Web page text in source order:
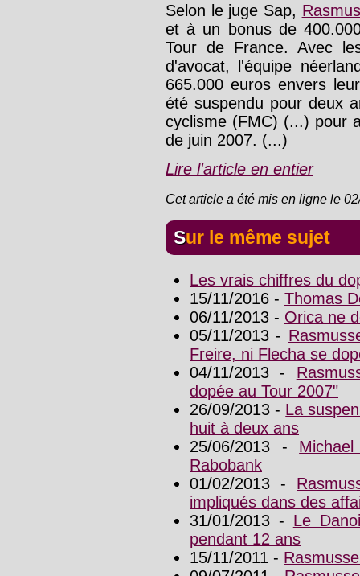
Selon le juge Sap,
et à un bonus de
Tour de France. Avec
d'avocat, l'équipe
665.000 euros envers
été suspendu pour deux
cyclisme (FMC) (...) pour
de juin 2007. (...)
Lire l'article en entier
Cet article a été mis en ligne le
Sur le même sujet
Les vrais chiffres du
15/11/2016 - Thomas
06/11/2013 - Orica ne
05/11/2013 -
Freire, ni Flecha se
04/11/2013 -
dopée au Tour 2007"
26/09/2013 - La
huit à deux ans
25/06/2013 -
Rabobank
01/02/2013 -
impliqués dans des
31/01/2013 - Le
pendant 12 ans
15/11/2011 -